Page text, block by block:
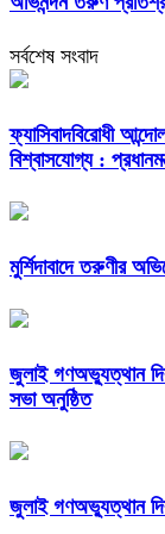
সর্বশেষ সংবাদ
ফ্যাসিবাদবিরোধী
বিশ্বাসযোগ্য :
মুর্শিদাবাদে তরুণীর
জুলাই গণঅভ্যুত্থান
সভা অনুষ্ঠিত
জুলাই গণঅভ্যুত্থান